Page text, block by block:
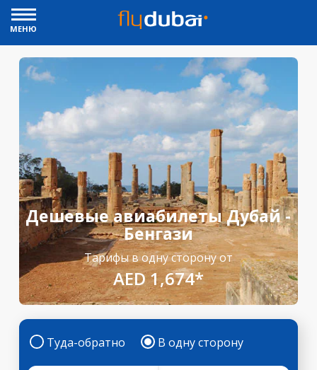
МЕНЮ
Дешевые авиабилеты Дубай -
Бенгази
Тарифы в одну сторону от
AED 1,674*
Туда-обратно В одну сторону